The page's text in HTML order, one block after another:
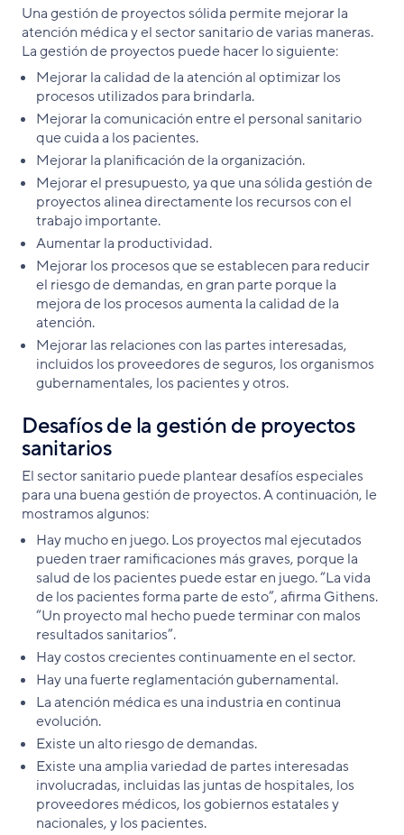
Una gestión de proyectos sólida permite mejorar la
atención médica y el sector sanitario de varias maneras.
La gestión de proyectos puede hacer lo siguiente:
Mejorar la calidad de la atención al optimizar los
procesos utilizados para brindarla.
Mejorar la comunicación entre el personal sanitario
que cuida a los pacientes.
Mejorar la planificación de la organización.
Mejorar el presupuesto, ya que una sólida gestión de
proyectos alinea directamente los recursos con el
trabajo importante.
Aumentar la productividad.
Mejorar los procesos que se establecen para reducir
el riesgo de demandas, en gran parte porque la
mejora de los procesos aumenta la calidad de la
atención.
Mejorar las relaciones con las partes interesadas,
incluidos los proveedores de seguros, los organismos
gubernamentales, los pacientes y otros.
Desafíos de la gestión de proyectos
sanitarios
El sector sanitario puede plantear desafíos especiales
para una buena gestión de proyectos. A continuación, le
mostramos algunos:
Hay mucho en juego. Los proyectos mal ejecutados
pueden traer ramificaciones más graves, porque la
salud de los pacientes puede estar en juego. “La vida
de los pacientes forma parte de esto”, afirma Githens.
“Un proyecto mal hecho puede terminar con malos
resultados sanitarios”.
Hay costos crecientes continuamente en el sector.
Hay una fuerte reglamentación gubernamental.
La atención médica es una industria en continua
evolución.
Existe un alto riesgo de demandas.
Existe una amplia variedad de partes interesadas
involucradas, incluidas las juntas de hospitales, los
proveedores médicos, los gobiernos estatales y
nacionales, y los pacientes.